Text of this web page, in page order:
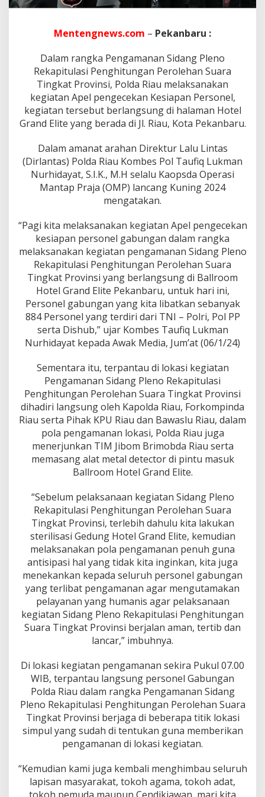
a
S
i
d
a
n
g
P
l
n
o
R
e
a
i
t
u
l
a
s
i
P
e
n
g
h
t
n
g
a
n
P
e
r
o
l
h
a
n
S
u
a
a
T
i
n
g
k
a
t
r
o
v
i
n
s
i
Mentengnews.com – Pekanbaru :
Dalam rangka Pengamanan Sidang Pleno
Rekapitulasi Penghitungan Perolehan Suara
Tingkat Provinsi, Polda Riau melaksanakan
kegiatan Apel pengecekan Kesiapan Personel,
kegiatan tersebut berlangsung di halaman Hotel
Grand Elite yang berada di Jl. Riau, Kota Pekanbaru.
Dalam amanat arahan Direktur Lalu Lintas
(Dirlantas) Polda Riau Kombes Pol Taufiq Lukman
Nurhidayat, S.I.K., M.H selalu Kaopsda Operasi
Mantap Praja (OMP) lancang Kuning 2024
mengatakan.
“Pagi kita melaksanakan kegiatan Apel pengecekan
kesiapan personel gabungan dalam rangka
melaksanakan kegiatan pengamanan Sidang Pleno
Rekapitulasi Penghitungan Perolehan Suara
Tingkat Provinsi yang berlangsung di Ballroom
Hotel Grand Elite Pekanbaru, untuk hari ini,
Personel gabungan yang kita libatkan sebanyak
884 Personel yang terdiri dari TNI – Polri, Pol PP
serta Dishub,” ujar Kombes Taufiq Lukman
Nurhidayat kepada Awak Media, Jum’at (06/1/24)
Sementara itu, terpantau di lokasi kegiatan
Pengamanan Sidang Pleno Rekapitulasi
Penghitungan Perolehan Suara Tingkat Provinsi
dihadiri langsung oleh Kapolda Riau, Forkompinda
Riau serta Pihak KPU Riau dan Bawaslu Riau, dalam
pola pengamanan lokasi, Polda Riau juga
menerjunkan TIM Jibom Brimobda Riau serta
memasang alat metal detector di pintu masuk
Ballroom Hotel Grand Elite.
“Sebelum pelaksanaan kegiatan Sidang Pleno
Rekapitulasi Penghitungan Perolehan Suara
Tingkat Provinsi, terlebih dahulu kita lakukan
sterilisasi Gedung Hotel Grand Elite, kemudian
melaksanakan pola pengamanan penuh guna
antisipasi hal yang tidak kita inginkan, kita juga
menekankan kepada seluruh personel gabungan
yang terlibat pengamanan agar mengutamakan
pelayanan yang humanis agar pelaksanaan
kegiatan Sidang Pleno Rekapitulasi Penghitungan
Suara Tingkat Provinsi berjalan aman, tertib dan
lancar,” imbuhnya.
Di lokasi kegiatan pengamanan sekira Pukul 07.00
WIB, terpantau langsung personel Gabungan
Polda Riau dalam rangka Pengamanan Sidang
Pleno Rekapitulasi Penghitungan Perolehan Suara
Tingkat Provinsi berjaga di beberapa titik lokasi
simpul yang sudah di tentukan guna memberikan
pengamanan di lokasi kegiatan.
“Kemudian kami juga kembali menghimbau seluruh
lapisan masyarakat, tokoh agama, tokoh adat,